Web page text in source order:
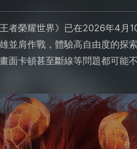
者榮耀世界》已在2026年4月
並肩作戰，體驗高自由度的探
面卡頓甚至斷線等問題都可能